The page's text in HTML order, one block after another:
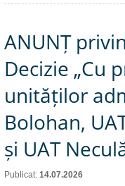
ANUNȚ
Decizie „Cu
unităților
Bolohan,
și UAT
Publicat: 14.07.2026